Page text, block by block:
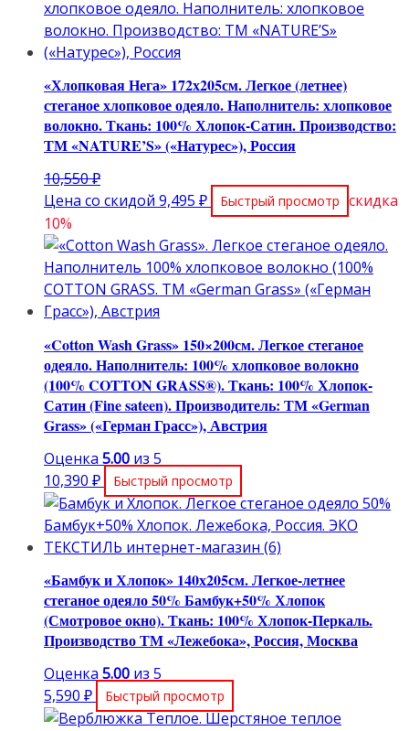
«Хлопковая Нега» 172х205см. Легкое (летнее)
стеганое хлопковое одеяло. Наполнитель: хлопковое
волокно. Ткань: 100% Хлопок-Сатин. Производство:
ТМ «NATURE’S» («Натурес»), Россия
10,550₽Первоначальная
цена
10,550 ₽.
Цена со скидой 9,495 ₽Текущая
цена:
9,495 ₽.
Быстрый просмотр скидка
10%
«Cotton Wash Grass» 150×200см. Легкое стеганое
одеяло. Наполнитель: 100% хлопковое волокно
(100% COTTON GRASS®). Ткань: 100% Хлопок-
Сатин (Fine sateen). Производитель: ТМ «German
Grass» («Герман Грасс»), Австрия
Оценка 5.00 из 5
10,390 ₽ Быстрый просмотр
«Бамбук и Хлопок» 140х205см. Легкое-летнее
стеганое одеяло 50% Бамбук+50% Хлопок
(Смотровое окно). Ткань: 100% Хлопок-Перкаль.
Производство ТМ «Лежебока», Россия, Москва
Оценка 5.00 из 5
5,590 ₽ Быстрый просмотр